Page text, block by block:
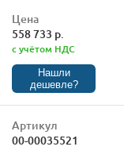
Цена
558 733 р.
с учётом НДС
Нашли
дешевле?
Артикул
00-00035521